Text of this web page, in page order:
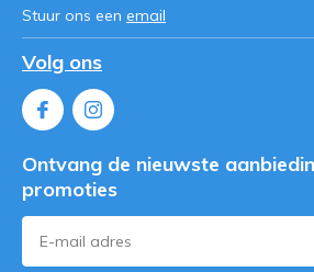
Stuur ons een email
Volg ons
Ontvang de nieuwste
promoties